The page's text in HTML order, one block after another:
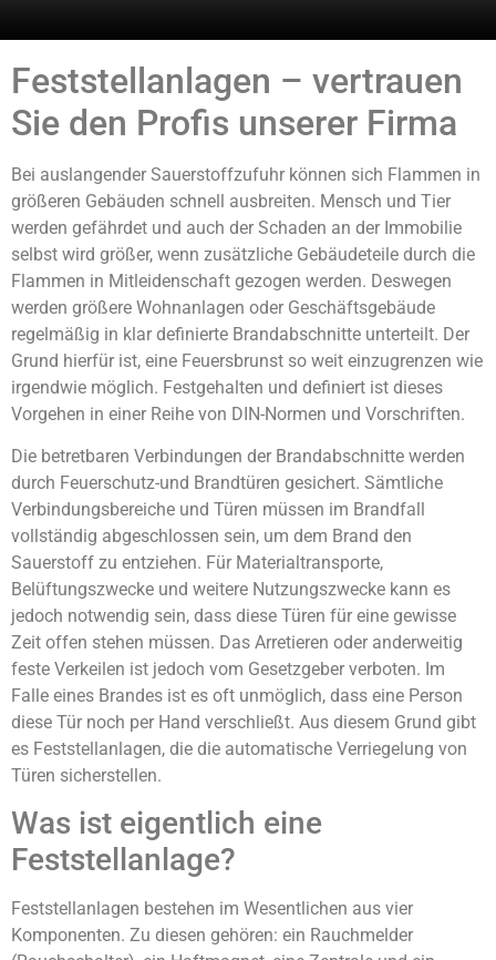
Feststellanlagen – vertrauen
Sie den Profis unserer Firma
Bei auslangender Sauerstoffzufuhr können sich Flammen in
größeren Gebäuden schnell ausbreiten. Mensch und Tier
werden gefährdet und auch der Schaden an der Immobilie
selbst wird größer, wenn zusätzliche Gebäudeteile durch die
Flammen in Mitleidenschaft gezogen werden. Deswegen
werden größere Wohnanlagen oder Geschäftsgebäude
regelmäßig in klar definierte Brandabschnitte unterteilt. Der
Grund hierfür ist, eine Feuersbrunst so weit einzugrenzen wie
irgendwie möglich. Festgehalten und definiert ist dieses
Vorgehen in einer Reihe von DIN-Normen und Vorschriften.
Die betretbaren Verbindungen der Brandabschnitte werden
durch Feuerschutz-und Brandtüren gesichert. Sämtliche
Verbindungsbereiche und Türen müssen im Brandfall
vollständig abgeschlossen sein, um dem Brand den
Sauerstoff zu entziehen. Für Materialtransporte,
Belüftungszwecke und weitere Nutzungszwecke kann es
jedoch notwendig sein, dass diese Türen für eine gewisse
Zeit offen stehen müssen. Das Arretieren oder anderweitig
feste Verkeilen ist jedoch vom Gesetzgeber verboten. Im
Falle eines Brandes ist es oft unmöglich, dass eine Person
diese Tür noch per Hand verschließt. Aus diesem Grund gibt
es Feststellanlagen, die die automatische Verriegelung von
Türen sicherstellen.
Was ist eigentlich eine
Feststellanlage?
Feststellanlagen bestehen im Wesentlichen aus vier
Komponenten. Zu diesen gehören: ein Rauchmelder